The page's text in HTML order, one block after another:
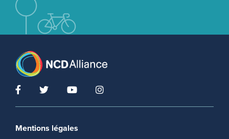
Footer menu
Mentions légales